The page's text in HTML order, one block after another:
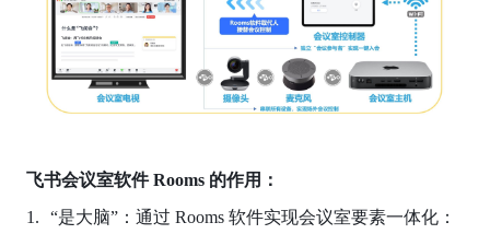
飞书会议室软件 Rooms 的作用：
“是大脑”：通过 Rooms 软件实现会议室要素一体化：